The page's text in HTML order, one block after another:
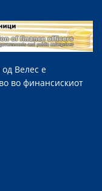
Велес е
во финансискиот